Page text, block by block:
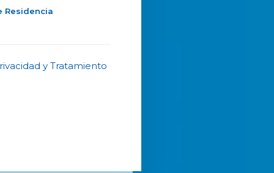
Residencia
y Tratamiento